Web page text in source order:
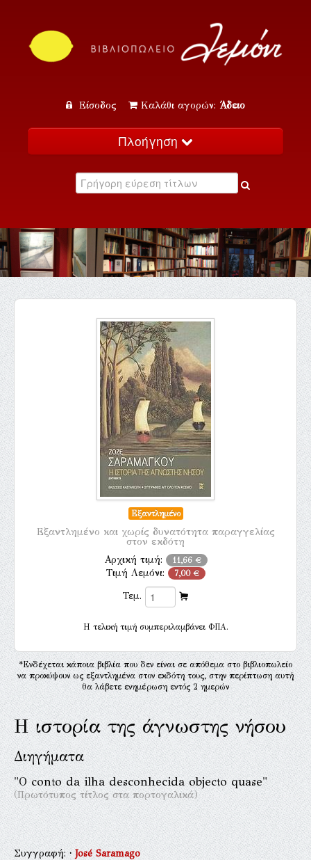
Είσοδος Καλάθι αγορών: Άδειο
Πλοήγηση
Κατάλογος
Εκδηλώσεις
Επικοινωνία
Εξαντλημένο
Εξαντλημένο και χωρίς δυνατότητα παραγγελίας
στον εκδότη
Αρχική τιμή: 11,66 €
Τιμή Λεμόνι: 7,00 €
Τεμ.
H τελική τιμή συμπεριλαμβάνει ΦΠΑ.
*Ενδέχεται κάποια βιβλία που δεν είναι σε απόθεμα στο βιβλιοπωλείο
να προκύψουν ως εξαντλημένα στον εκδότη τους, στην περίπτωση αυτή
θα λάβετε ενημέρωση εντός 2 ημερών
Η ιστορία της άγνωστης νήσου
Διηγήματα
"O conto da ilha desconhecida objecto quase"
(Πρωτότυπος τίτλος στα πορτογαλικά)
Συγγραφή:·José Saramago